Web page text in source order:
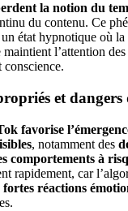
la notion du
du contenu. Ce
état hypnotique où la
l’attention
conscience.
et dangers
favorise
, notamment des
comportements à
rapidement, car
réactions